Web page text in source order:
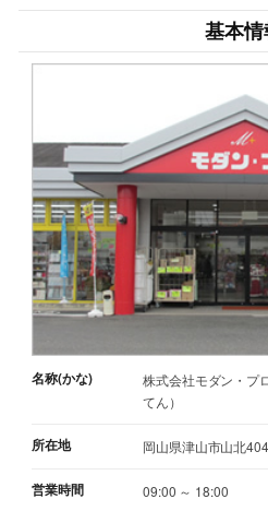
基本情
名称(かな)
株式会社モダン・
てん）
所在地 岡山県津山市山北
営業時間
09:00 ～ 18:00